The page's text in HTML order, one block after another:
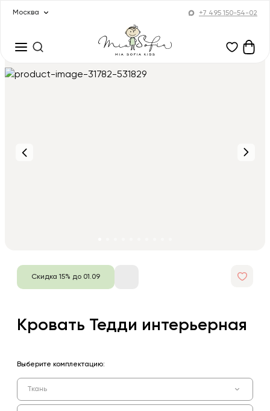
Москва +7 495 150-54-02
Скидка 15% до 01.09
Кровать Тедди интерьерная
Выберите комплектацию:
Ткань